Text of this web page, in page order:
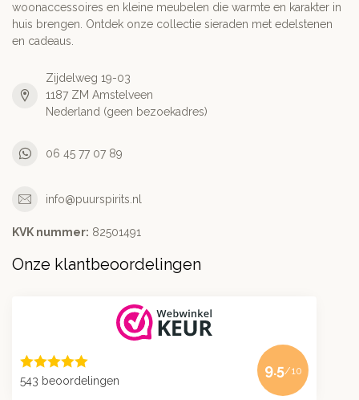
woonaccessoires en kleine meubelen die warmte en karakter in
huis brengen. Ontdek onze collectie sieraden met edelstenen
en cadeaus.
Zijdelweg 19-03
1187 ZM Amstelveen
Nederland (geen bezoekadres)
06 45 77 07 89
info@puurspirits.nl
KVK nummer: 82501491
Onze klantbeoordelingen
543 beoordelingen
9.5/10